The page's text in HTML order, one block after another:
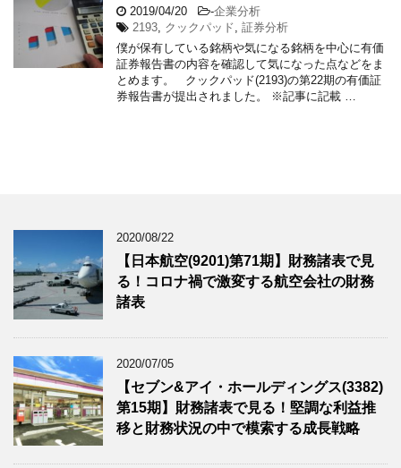
2019/04/20 -企業分析
2193 クックパッド 証券分析
僕が保有している銘柄や気になる銘柄を中心に有価
証券報告書の内容を確認して気になった点などをま
とめます。 クックパッド(2193)の第22期の有価証
券報告書が提出されました。 ※記事に記載 …
2020/08/22
【日本航空(9201)第71期】財務諸表で見
る！コロナ禍で激変する航空会社の財務
諸表
2020/07/05
【セブン&アイ・ホールディングス(3382)
第15期】財務諸表で見る！堅調な利益推
移と財務状況の中で模索する成長戦略